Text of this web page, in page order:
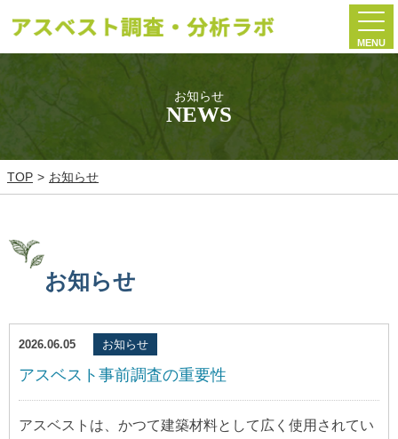
MENU
お知らせ
NEWS
TOP お知らせ
お知らせ
2026.06.05 お知らせ
アスベスト事前調査の重要性
アスベストは、かつて建築材料として広く使用されてい